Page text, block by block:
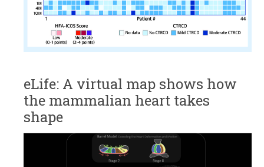
eLife: A virtual map shows how
the mammalian heart takes
shape